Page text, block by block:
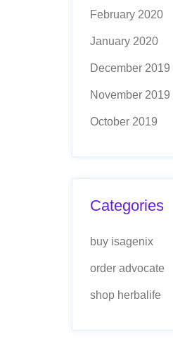
February 2020
January 2020
December 2019
November 2019
October 2019
Categories
buy isagenix
order advocate
shop herbalife